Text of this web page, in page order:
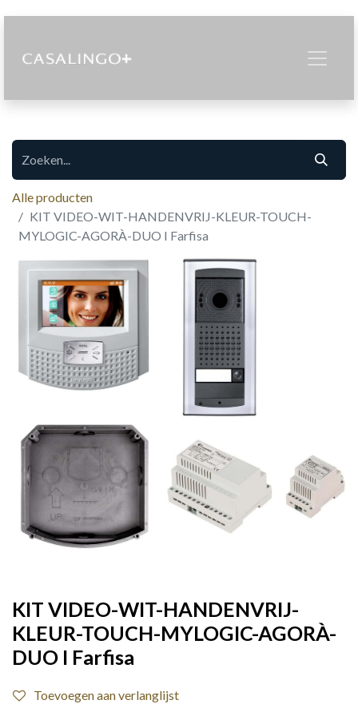
Alle producten
KIT VIDEO-WIT-HANDENVRIJ-KLEUR-TOUCH-
MYLOGIC-AGORÀ-DUO I Farfisa
KIT VIDEO-WIT-HANDENVRIJ-
KLEUR-TOUCH-MYLOGIC-AGORÀ-
DUO I Farfisa
Toevoegen aan verlanglijst